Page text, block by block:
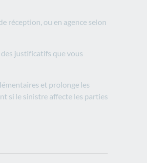
réception, ou en agence selon
justificatifs que vous
et prolonge les
si le sinistre affecte les parties